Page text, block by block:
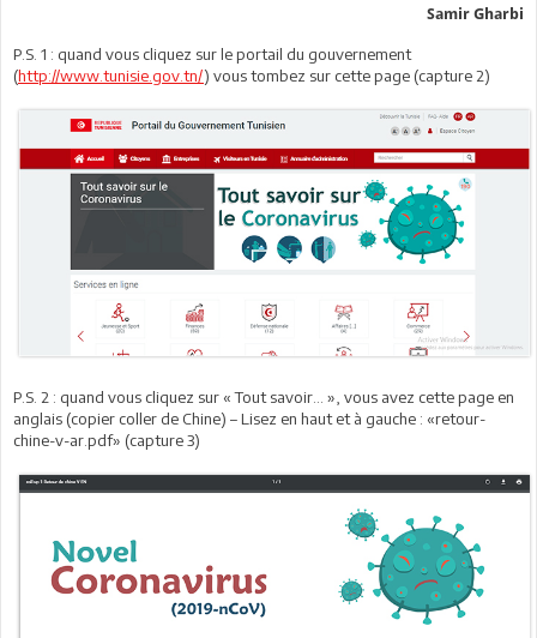
Samir Gharbi
P.S. 1 : quand vous cliquez sur le portail du gouvernement
(http://www.tunisie.gov.tn/) vous tombez sur cette page (capture 2)
P.S. 2 : quand vous cliquez sur « Tout savoir… », vous avez cette page en
anglais (copier coller de Chine) – Lisez en haut et à gauche : «retour-
chine-v-ar.pdf» (capture 3)